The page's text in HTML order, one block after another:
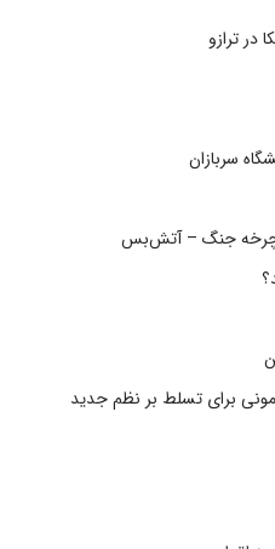
در ترازو
سربازان
چرخه جنگ – آتش‌بس
برای تسلط بر نظم جدید